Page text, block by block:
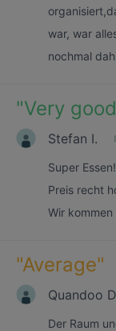
war, war
nochmal
"Very good
Stefan I.
Super
Preis recht
Wir
"Average"
Quandoo
Der Raum